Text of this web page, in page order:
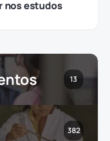
nos estudos
13
382